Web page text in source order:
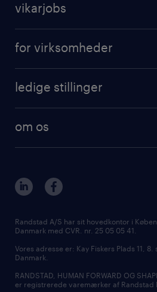
timeregistrering
karriererådgivning
specialistområder
vikarjobs
for virksomheder
rekruttering
MSP & RPO
ledige stillinger
ledige stillinger i Aalborg
ledige stillinger i Kolding
om os
vores afdelinger
bliv vores kollega
presse
Randstad A/S har sit hovedkontor i
Danmark med CVR. nr. 25 05 05 41.
Vores adresse er: Kay Fiskers Plads 11, 8.
Danmark.
RANDSTAD, HUMAN FORWARD OG
er registrerede varemærker af Randstad